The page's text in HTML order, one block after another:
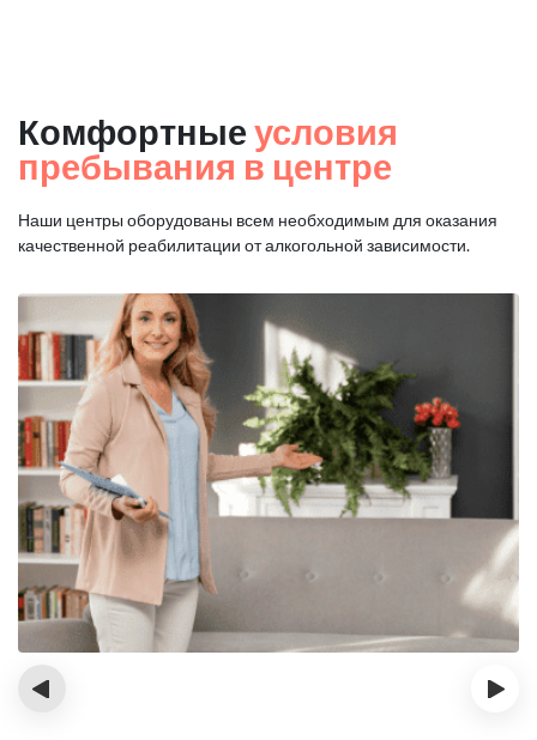
Комфортные условия
пребывания в центре
Наши центры оборудованы всем необходимым для оказания
качественной реабилитации от алкогольной зависимости.
‹ ›